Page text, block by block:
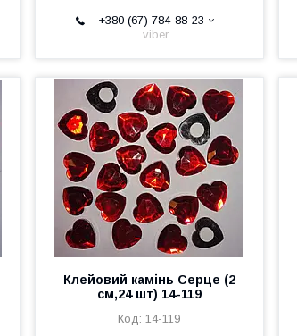
+380 (67) 784-88-23
viber
Клейовий камінь Серце (2
см,24 шт) 14-119
14-119